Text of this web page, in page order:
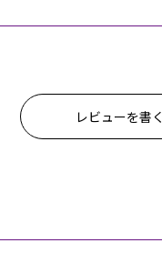
レビューを書く